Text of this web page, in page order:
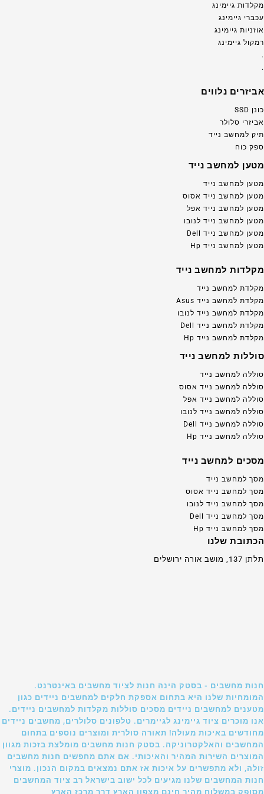
מקלדות גיימינג
עכברי גיימינג
אוזניות גיימינג
רמקול גיימינג
.
.
אביזרים נלווים
כונן SSD
אביזרי סלולר
תיק למחשב נייד
ספק כוח
מטען למחשב נייד
מטען למחשב נייד
מטען למחשב נייד אסוס
מטען למחשב נייד אפל
מטען למחשב נייד לנובו
מטען למחשב נייד Dell
מטען למחשב נייד Hp
מקלדות למחשב נייד
מקלדת למחשב נייד
מקלדת למחשב נייד Asus
מקלדת למחשב נייד לנובו
מקלדת למחשב נייד Dell
מקלדת למחשב נייד Hp
סוללות למחשב נייד
סוללה למחשב נייד
סוללה למחשב נייד אסוס
סוללה למחשב נייד אפל
סוללה למחשב נייד לנובו
סוללה למחשב נייד Dell
סוללה למחשב נייד Hp
מסכים למחשב נייד
מסך למחשב נייד
מסך למחשב נייד אסוס
מסך למחשב נייד לנובו
מסך למחשב נייד Dell
מסך למחשב נייד Hp
הכתובת שלנו
תלתן 137, מושב אורה ירושלים
חנות מחשבים - בסטק הינה חנות לציוד מחשבים באינטרנט.
המומחיות שלנו היא בתחום אספקת חלקים למחשבים ניידים כגון
מטענים למחשבים ניידים מסכים סוללות מקלדות למחשבים ניידים.
אנו מוכרים ציוד גיימינג לגיימרים. טלפונים סלולרים, מחשבים ניידים
מחודשים באיכות מעולה! תאורה סולרית ומוצרים נוספים בתחום
המחשבים והאלקטרוניקה. בסטק חנות מחשבים מומלצת בזכות מגוון
המוצרים השירות המהיר והאיכותי. אם אתם מחפשים חנות מחשבים
זולה, ולא מתפשרים על איכות אז אתם נמצאים במקום הנכון. מוצרי
חנות המחשבים שלנו מגיעים לכל ישוב בישראל רב ציוד המחשבים
מסופק במשלוח מהיר חינם מצפון הארץ דרך מרכז הארץ